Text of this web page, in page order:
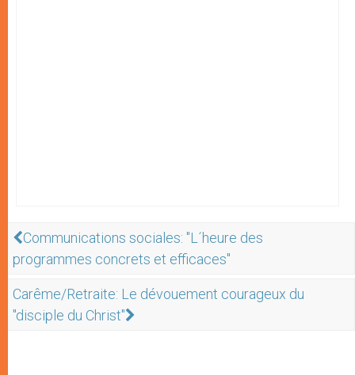
Communications sociales: "L´heure des
programmes concrets et efficaces"
Carême/Retraite: Le dévouement courageux du
"disciple du Christ"